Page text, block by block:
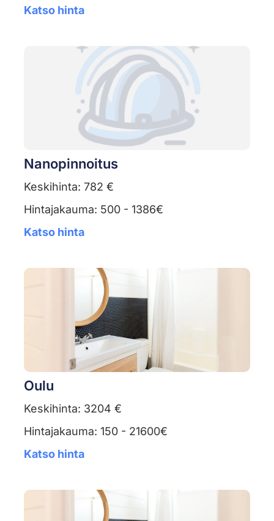
Katso hinta
Nanopinnoitus
Keskihinta: 782 €
Hintajakauma: 500 - 1386€
Katso hinta
Oulu
Keskihinta: 3204 €
Hintajakauma: 150 - 21600€
Katso hinta